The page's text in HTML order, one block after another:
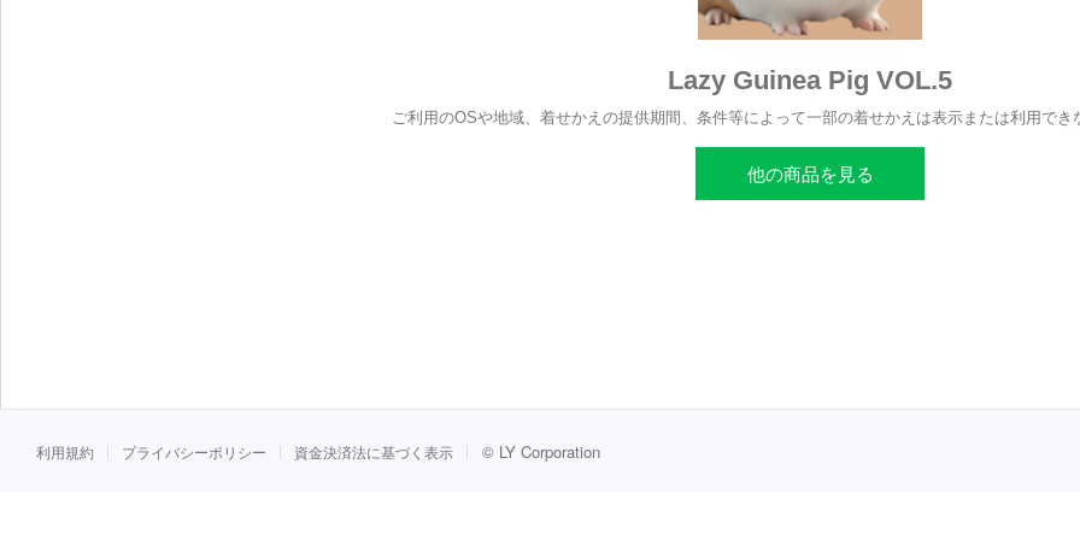
Lazy Guinea Pig VOL.5
ご利用のOSや地域、着せかえの提供期間、条件等によって一部の着せかえは表示または利用でき
他の商品を見る
利用規約 プライバシーポリシー 資金決済法に基づく表示 © LY Corporation